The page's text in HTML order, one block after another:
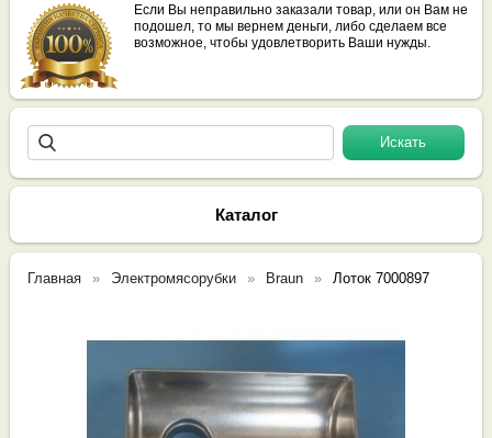
Если Вы неправильно заказали товар, или он Вам не
подошел, то мы вернем деньги, либо сделаем все
возможное, чтобы удовлетворить Ваши нужды.
Каталог
Главная Электромясорубки Braun Лоток 7000897